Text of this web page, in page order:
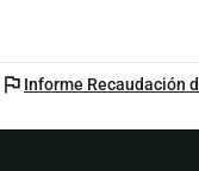
flag Informe Recaudación